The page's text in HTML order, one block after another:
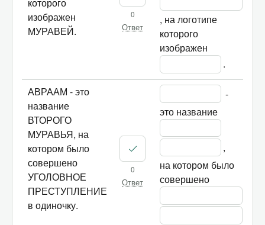
которого
изображен
МУРАВЕЙ.
0
Ответ
, на логотипе
которого
изображен
.
АВРААМ - это
название
ВТОРОГО
МУРАВЬЯ, на
котором было
совершено
УГОЛОВНОЕ
ПРЕСТУПЛЕНИЕ
в одиночку.
0
Ответ
-
это название
,
на котором было
совершено